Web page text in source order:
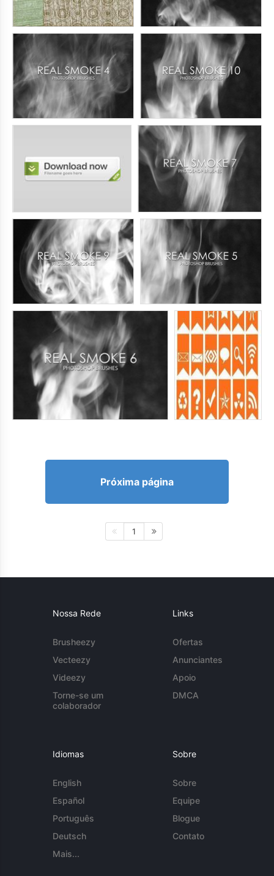
Próxima página
1
Nossa Rede
Brusheezy
Vecteezy
Videezy
Torne-se um
colaborador
Links
Ofertas
Anunciantes
Apoio
DMCA
Idiomas
English
Español
Português
Deutsch
Mais...
Sobre
Sobre
Equipe
Blogue
Contato